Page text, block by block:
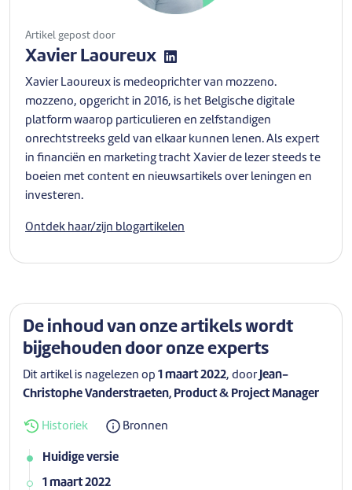
Artikel gepost door
Xavier Laoureux
Xavier Laoureux is medeoprichter van mozzeno.
mozzeno, opgericht in 2016, is het Belgische digitale
platform waarop particulieren en zelfstandigen
onrechtstreeks geld van elkaar kunnen lenen. Als expert
in financiën en marketing tracht Xavier de lezer steeds te
boeien met content en nieuwsartikels over leningen en
investeren.
Ontdek haar/zijn blogartikelen
De inhoud van onze artikels wordt
bijgehouden door onze experts
Dit artikel is nagelezen op 1 maart 2022, door Jean-
Christophe Vanderstraeten, Product & Project Manager
Historiek Bronnen
Huidige versie
1 maart 2022